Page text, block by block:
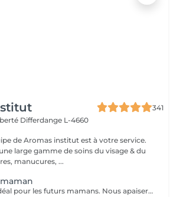
341
Differdange L-4660
de Aromas institut est à votre service.
large gamme de soins du visage & du
manucures, ...
Ce massage est idéal pour les futurs mamans. Nous apaiserons les tensions que vous ressentez dans le corps grâce à un massage doux et adapté. Laissez-vous bercer par la musique ambiante et masser par les mains d'une professionnelle. A s'offrir ou à offrir :-) Nous vous prions de bien vouloir respecter votre rendez-vous. En prenant rendez-vous, vous occupez une place, dont une autre personne aurait éventuellement besoin. Tout rendez-vous non annulé 24h en avance, est susceptible d'être facturé. (Si vous ne pouvez pas vous présenter à votre RDV, proposez-le éventuellement à un proche ou à un ami) Toute l'équipe de Aromas Institut vous remercie pour votre respect et votre compréhension.